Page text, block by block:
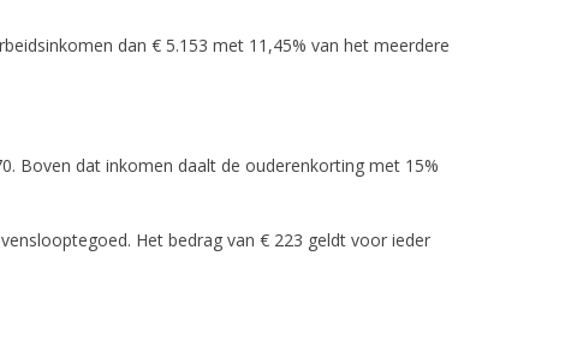
dan € 5.153 met 11,45% van het meerdere
Boven dat inkomen daalt de ouderenkorting met 15%
Het bedrag van € 223 geldt voor ieder